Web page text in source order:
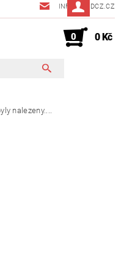
INFO@JMDCZ.CZ
0 0 Kč
nalezeny....